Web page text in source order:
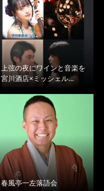
上弦の夜にワインと音楽を
宮川酒店×ミッシェル…
春風亭一左落語会